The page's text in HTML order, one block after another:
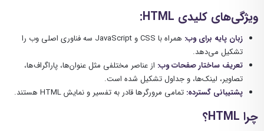
ویژگی‌های کلیدی HTML:
زبان پایه برای وب:
همراه با CSS و JavaScript سه فناوری اصلی وب را
تشکیل می‌دهد.
تعریف ساختار صفحات وب: از عناصر مختلفی مثل عنوان‌ها، پاراگراف‌ها،
تصاویر، لینک‌ها، و جداول تشکیل شده است.
پشتیبانی گسترده: تمامی مرورگرها قادر به تفسیر و نمایش HTML هستند.
چرا HTML؟